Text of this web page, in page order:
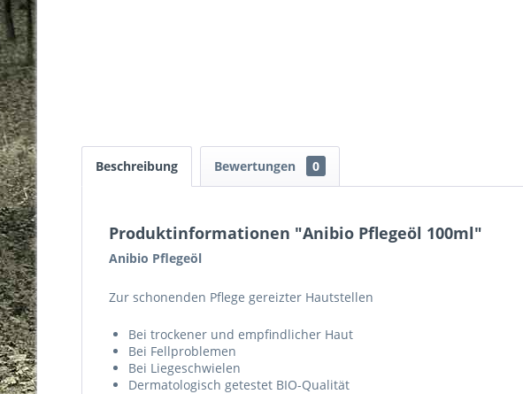
Beschreibung Bewertungen 0
Produktinformationen "Anibio Pflegeöl 100ml"
Anibio Pflegeöl
Zur schonenden Pflege gereizter Hautstellen
Bei trockener und empfindlicher Haut
Bei Fellproblemen
Bei Liegeschwielen
Dermatologisch getestet BIO-Qualität